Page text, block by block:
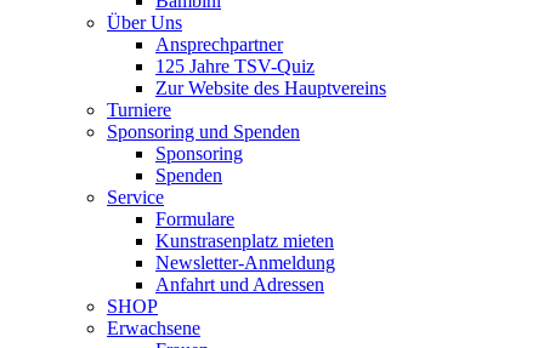
Über Uns
Ansprechpartner
125 Jahre TSV-Quiz
Zur Website des Hauptvereins
Turniere
Sponsoring und Spenden
Sponsoring
Spenden
Service
Formulare
Kunstrasenplatz mieten
Newsletter-Anmeldung
Anfahrt und Adressen
SHOP
Erwachsene